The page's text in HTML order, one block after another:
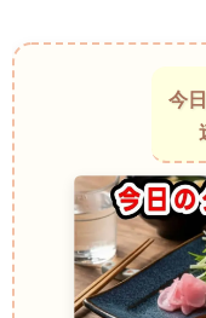
アジア各地のベーカリー
繊維が細かく、口の中でほ
なくても、生地そのものの
Brioche Mousseline ～フ
パン～
卵とバターを使ったやわら
かで、ちぎると細かな層が
にぴったりな存在です。
Zopf ～スイス料理～ 編み
黄金色の焼き色が特徴の伝
香りがあります。見た目は
を覚えるパンです。
今